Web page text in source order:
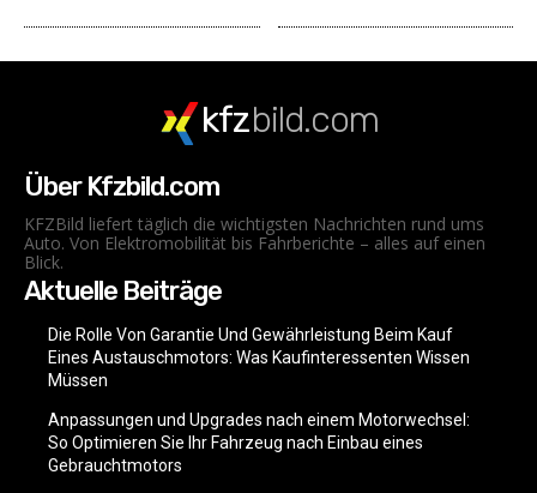
kfzbild.com
Über Kfzbild.com
KFZBild liefert täglich die wichtigsten Nachrichten rund ums
Auto. Von Elektromobilität bis Fahrberichte – alles auf einen
Blick.
Aktuelle Beiträge
Die Rolle Von Garantie Und Gewährleistung Beim Kauf
Eines Austauschmotors: Was Kaufinteressenten Wissen
Müssen
Anpassungen und Upgrades nach einem Motorwechsel:
So Optimieren Sie Ihr Fahrzeug nach Einbau eines
Gebrauchtmotors